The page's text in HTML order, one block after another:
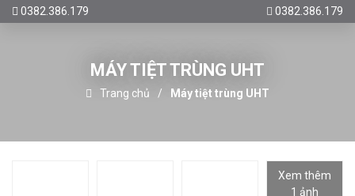
0382.386.179 0382.386.179
MÁY TIỆT TRÙNG UHT
Trang chủ Máy tiệt trùng UHT
Xem thêm
1 ảnh